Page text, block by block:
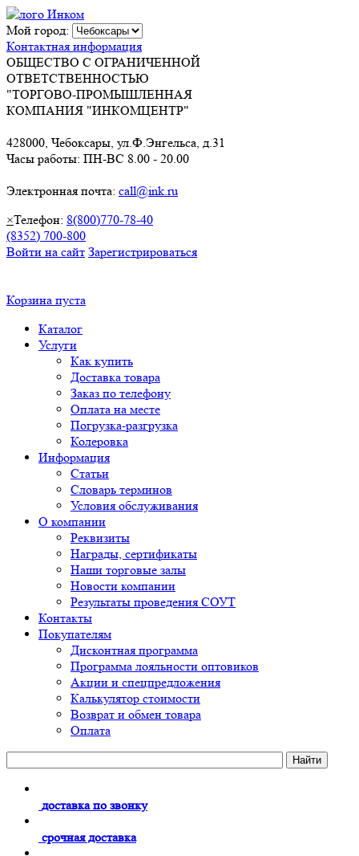
Мой город:
Контактная информация
ОБЩЕСТВО С ОГРАНИЧЕННОЙ
ОТВЕТСТВЕННОСТЬЮ
"ТОРГОВО-ПРОМЫШЛЕННАЯ
КОМПАНИЯ "ИНКОМЦЕНТР"
428000, Чебоксары, ул.Ф.Энгельса, д.31
Часы работы: ПН-ВС 8.00 - 20.00
Электронная почта: call@ink.ru
×Телефон: 8(800)770-78-40
(8352) 700-800
Войти на сайт Зарегистрироваться
Корзина пуста
Каталог
Услуги
Как купить
Доставка товара
Заказ по телефону
Оплата на месте
Погрузка-разгрузка
Колеровка
Информация
Статьи
Словарь терминов
Условия обслуживания
О компании
Реквизиты
Награды, сертификаты
Наши торговые залы
Новости компании
Результаты проведения СОУТ
Контакты
Покупателям
Дисконтная программа
Программа лояльности оптовиков
Акции и спецпредложения
Калькулятор стоимости
Возврат и обмен товара
Оплата
доставка по звонку
срочная доставка